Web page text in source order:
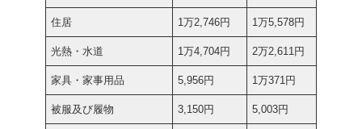
住居 1万2,746円 1万5,578円
光熱・水道 1万4,704円 2万2,611円
家具・家事用品 5,956円 1万371円
被服及び履物 3,150円 5,003円